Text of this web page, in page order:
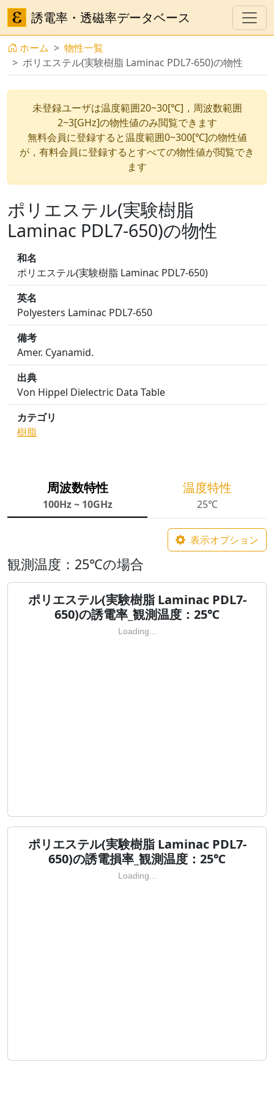
誘電率・透磁率データベース
ホーム
物性一覧
ポリエステル(実験樹脂 Laminac PDL7-650)の物性
未登録ユーザは温度範囲20~30[℃]，周波数範囲
2~3[GHz]の物性値のみ閲覧できます
無料会員に登録すると温度範囲0~300[℃]の物性値
が，有料会員に登録するとすべての物性値が閲覧でき
ます
ポリエステル(実験樹脂
Laminac PDL7-650)の物性
和名
ポリエステル(実験樹脂 Laminac PDL7-650)
英名
Polyesters Laminac PDL7-650
備考
Amer. Cyanamid.
出典
Von Hippel Dielectric Data Table
カテゴリ
樹脂
周波数特性
100Hz ~ 10GHz
温度特性
25℃
表示オプション
観測温度：25℃の場合
ポリエステル(実験樹脂 Laminac PDL7-
650)の誘電率_観測温度：25℃
Loading...
ポリエステル(実験樹脂 Laminac PDL7-
650)の誘電損率_観測温度：25℃
Loading...